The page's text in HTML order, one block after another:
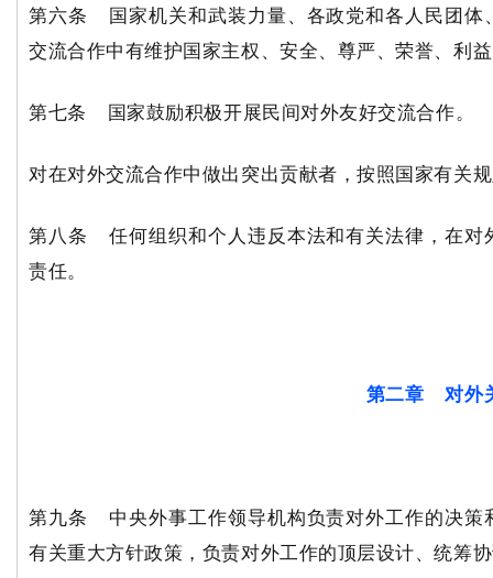
第六条 国家机关和武装力量、各政党和各人民团体
交流合作中有维护国家主权、安全、尊严、荣誉、利
第七条 国家鼓励积极开展民间对外友好交流合作。
对在对外交流合作中做出突出贡献者，按照国家有关
第八条 任何组织和个人违反本法和有关法律，在对
责任。
第二章 对外
第九条 中央外事工作领导机构负责对外工作的决策
有关重大方针政策，负责对外工作的顶层设计、统筹